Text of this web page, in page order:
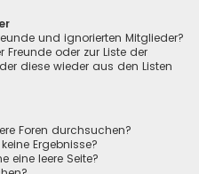
und ignorierten Mitglieder?
Freunde oder zur Liste der
diese wieder aus den Listen
Foren durchsuchen?
Ergebnisse?
eine leere Seite?